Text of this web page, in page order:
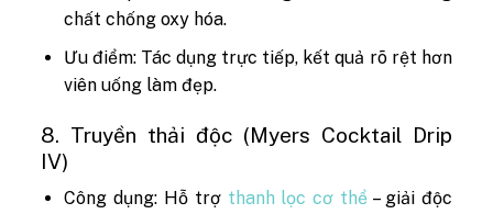
chất chống oxy hóa.
Ưu điểm: Tác dụng trực tiếp, kết quả rõ rệt hơn
viên uống làm đẹp.
8. Truyền thải độc (Myers Cocktail Drip
IV)
Công dụng: Hỗ trợthanh lọc cơ thể – giải độc